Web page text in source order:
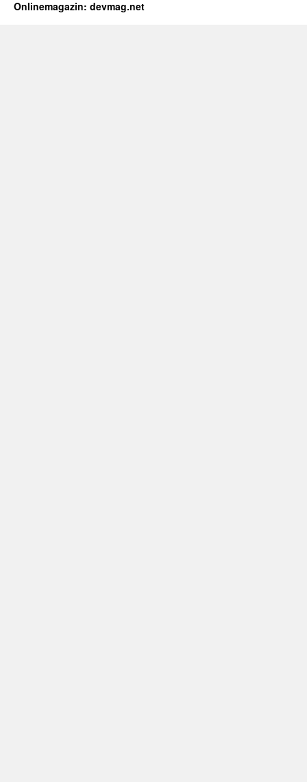
Onlinemagazin: devmag.net